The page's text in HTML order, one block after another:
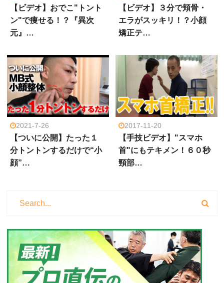
【ビデオ】おでこ"トント
ン"で痩せる！？『異次
元』…
【ビデオ】３分で頬骨・
エラがスッキリ！？小顔
矯正テ…
2021-7-26
【ついに公開】たった１
分トントンするだけで“小
顔”…
2017-11-20
【手技ビデオ】"スマホ
首"にもテキメン！６０秒
頸部…